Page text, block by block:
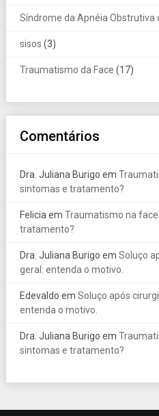
Síndrome da Apnéia Obstrutiva
sisos (3)
Traumatismo da Face (17)
Comentários
Dra. Juliana Burigo em
sintomas e tratamento?
Feliciaem Traumatismo na
tratamento?
Dra. Juliana Burigo em Soluço
geral: entenda o motivo.
Edevaldo em Soluço após
entenda o motivo.
Dra. Juliana Burigo em
sintomas e tratamento?